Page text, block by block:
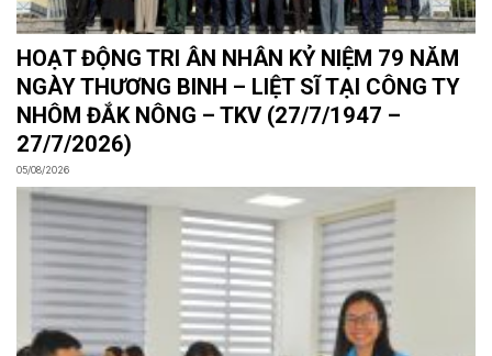
HOẠT ĐỘNG TRI ÂN NHÂN KỶ NIỆM 79 NĂM
NGÀY THƯƠNG BINH – LIỆT SĨ TẠI CÔNG TY
NHÔM ĐẮK NÔNG – TKV (27/7/1947 –
27/7/2026)
05/08/2026